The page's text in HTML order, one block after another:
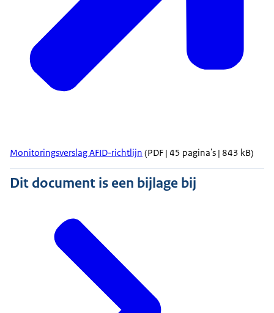
Monitoringsverslag AFID-richtlijn (PDF | 45 pagina's | 843 kB)
Dit document is een bijlage bij